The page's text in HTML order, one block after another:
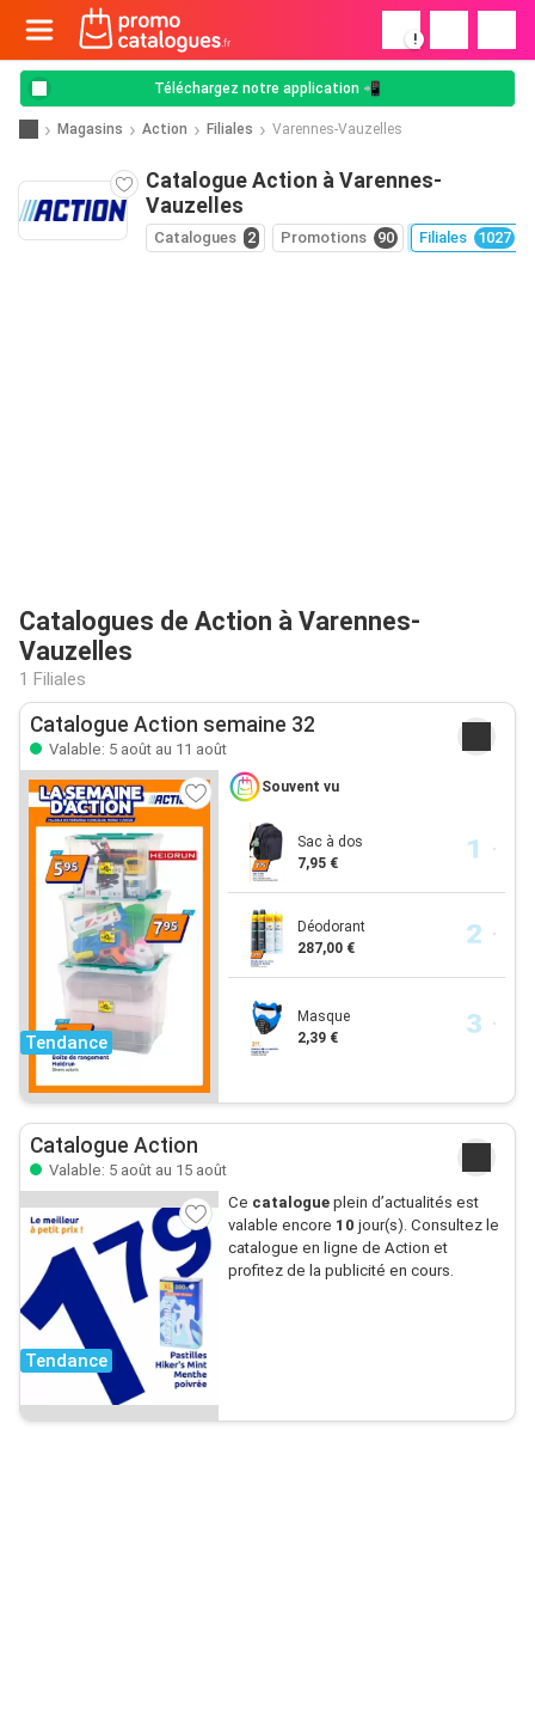
!
Téléchargez notre application 📲
Magasins Action Filiales Varennes-Vauzelles
Catalogue Action à Varennes-
Vauzelles
Catalogues 2 Promotions 90 Filiales 1027
Catalogues de Action à Varennes-
Vauzelles
1 Filiales
Catalogue Action semaine 32
Valable: 5 août au 11 août
Tendance
Souvent vu
Sac à dos
7,95 €
Déodorant
287,00 €
Masque
2,39 €
Catalogue Action
Valable: 5 août au 15 août
Tendance
Ce catalogueplein d’actualités est
valable encore 10 jour(s). Consultez le
catalogue en ligne de Action et
profitez de la publicité en cours.